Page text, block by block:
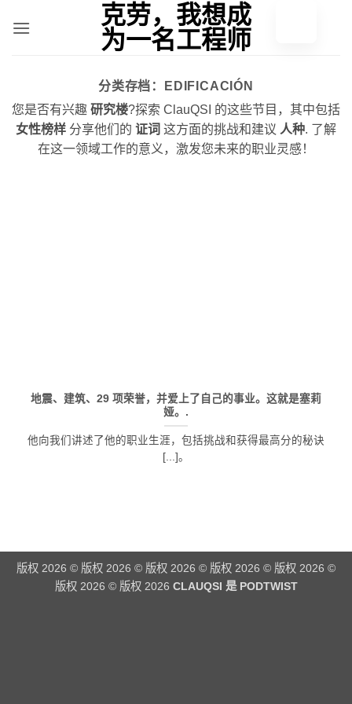
分类存档：
EDIFICACIÓN
您是否有兴趣 研究楼?探索 ClauQSI 的这些节目，其中包括
女性榜样 分享他们的 证词 这方面的挑战和建议 人种. 了解
在这一领域工作的意义，激发您未来的职业灵感！
地震、建筑、29 项荣誉，并爱上了自己的事业。这就是塞莉
娅。.
他向我们讲述了他的职业生涯，包括挑战和获得最高分的秘诀
[...]。
版权 2026 © 版权 2026 © 版权 2026 © 版权 2026 © 版权 2026 ©
版权 2026 © 版权 2026 CLAUQSI 是 PODTWIST